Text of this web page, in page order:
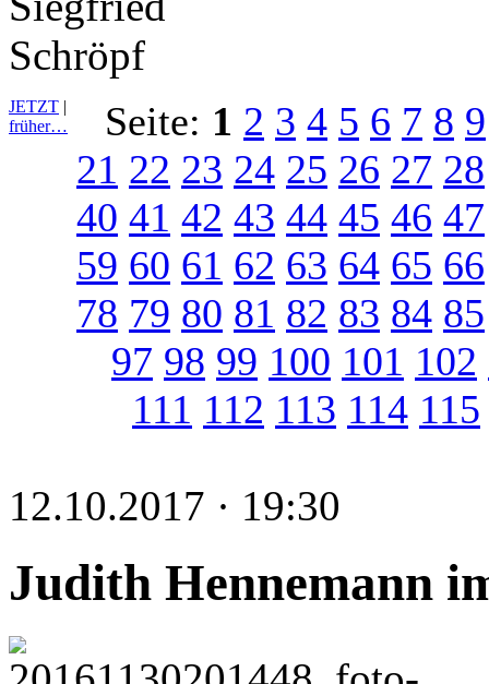
JETZT |
früher…
Seite: 1 2 3 4 5 6 7 8 9
21 22 23 24 25 26 27 28
40 41 42 43 44 45 46 47
59 60 61 62 63 64 65 66
78 79 80 81 82 83 84 85
97 98 99 100 101 102
111 112 113 114 115
12.10.2017 · 19:30
Judith Hennemann